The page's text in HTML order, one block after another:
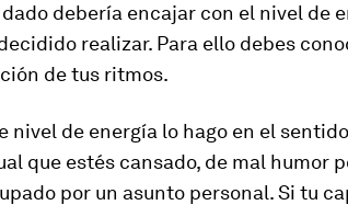
debería encajar con el nivel de
realizar. Para ello debes
de tus ritmos.
nivel de energía lo hago en el
que estés cansado, de mal humor
por un asunto personal. Si tu